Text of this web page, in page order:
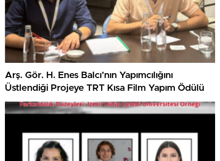
Arş. Gör. H. Enes Balcı’nın Yapımcılığını
Üstlendiği Projeye TRT Kısa Film Yapım Ödülü